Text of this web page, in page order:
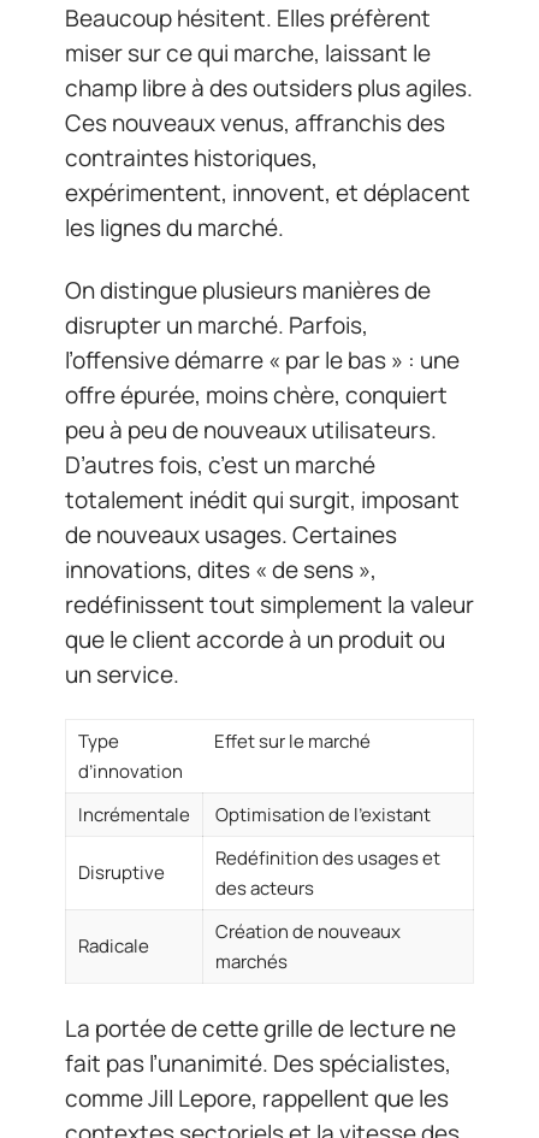
Beaucoup hésitent. Elles préfèrent
miser sur ce qui marche, laissant le
champ libre à des outsiders plus agiles.
Ces nouveaux venus, affranchis des
contraintes historiques,
expérimentent, innovent, et déplacent
les lignes du marché.
On distingue plusieurs manières de
disrupter un marché. Parfois,
l’offensive démarre « par le bas » : une
offre épurée, moins chère, conquiert
peu à peu de nouveaux utilisateurs.
D’autres fois, c’est un marché
totalement inédit qui surgit, imposant
de nouveaux usages. Certaines
innovations, dites « de sens »,
redéfinissent tout simplement la valeur
que le client accorde à un produit ou
un service.
Type
d’innovation
Effet sur le marché
Incrémentale Optimisation de l’existant
Disruptive
Redéfinition des usages et
des acteurs
Radicale
Création de nouveaux
marchés
La portée de cette grille de lecture ne
fait pas l’unanimité. Des spécialistes,
comme Jill Lepore, rappellent que les